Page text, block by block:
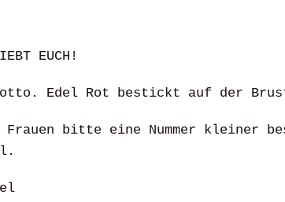
EUCH!
Edel Rot bestickt auf der
Frauen bitte eine Nummer kleiner